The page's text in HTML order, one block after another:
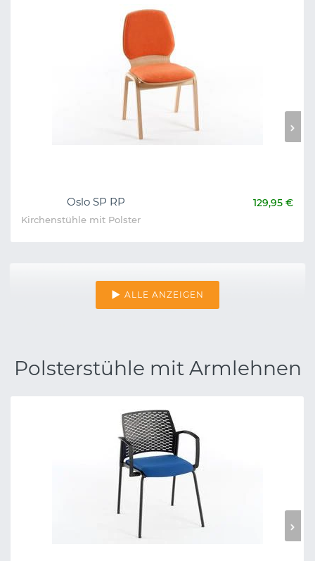
Oslo SP RP 129,95 €
Kirchenstühle mit Polster
ALLE ANZEIGEN
Polsterstühle mit Armlehnen